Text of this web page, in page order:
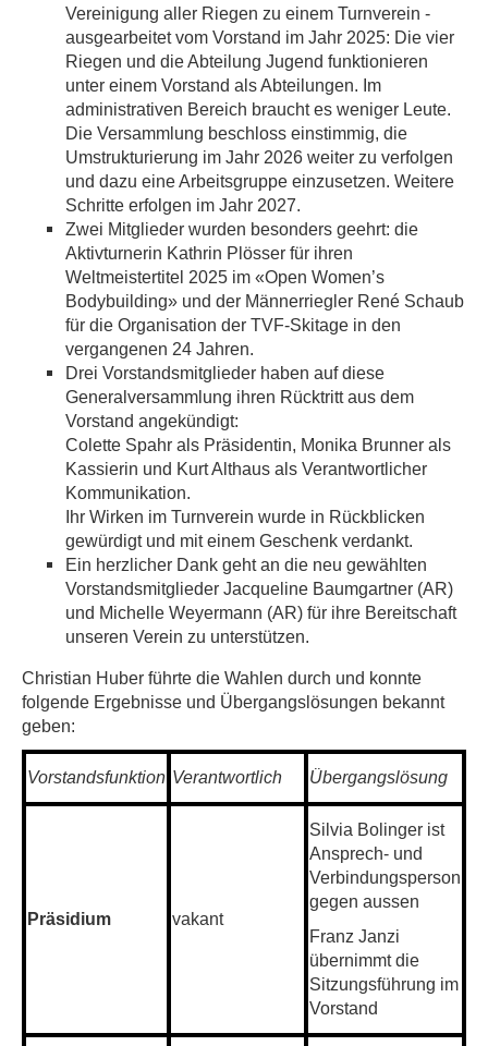
Vereinigung aller Riegen zu einem Turnverein -
ausgearbeitet vom Vorstand im Jahr 2025: Die vier
Riegen und die Abteilung Jugend funktionieren
unter einem Vorstand als Abteilungen. Im
administrativen Bereich braucht es weniger Leute.
Die Versammlung beschloss einstimmig, die
Umstrukturierung im Jahr 2026 weiter zu verfolgen
und dazu eine Arbeitsgruppe einzusetzen. Weitere
Schritte erfolgen im Jahr 2027.
Zwei Mitglieder wurden besonders geehrt: die
Aktivturnerin Kathrin Plösser für ihren
Weltmeistertitel 2025 im «Open Women’s
Bodybuilding» und der Männerriegler René Schaub
für die Organisation der TVF-Skitage in den
vergangenen 24 Jahren.
Drei Vorstandsmitglieder haben auf diese
Generalversammlung ihren Rücktritt aus dem
Vorstand angekündigt:
Colette Spahr als Präsidentin, Monika Brunner als
Kassierin und Kurt Althaus als Verantwortlicher
Kommunikation.
Ihr Wirken im Turnverein wurde in Rückblicken
gewürdigt und mit einem Geschenk verdankt.
Ein herzlicher Dank geht an die neu gewählten
Vorstandsmitglieder Jacqueline Baumgartner (AR)
und Michelle Weyermann (AR) für ihre Bereitschaft
unseren Verein zu unterstützen.
Christian Huber führte die Wahlen durch und konnte
folgende Ergebnisse und Übergangslösungen bekannt
geben:
Vorstandsfunktion Verantwortlich Übergangslösung
Präsidium vakant
Silvia Bolinger ist
Ansprech- und
Verbindungsperson
gegen aussen
Franz Janzi
übernimmt die
Sitzungsführung im
Vorstand